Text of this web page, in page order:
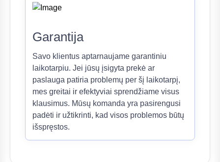
Garantija
Savo klientus aptarnaujame garantiniu
laikotarpiu. Jei jūsų įsigyta prekė ar
paslauga patiria problemų per šį laikotarpį,
mes greitai ir efektyviai sprendžiame visus
klausimus. Mūsų komanda yra pasirengusi
padėti ir užtikrinti, kad visos problemos būtų
išspręstos.